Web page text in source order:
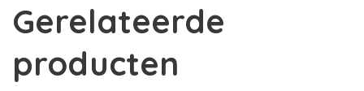
Gerelateerde
producten